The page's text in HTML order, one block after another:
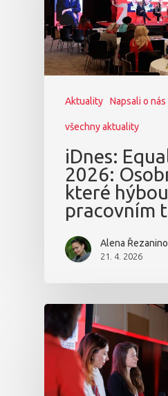
Aktuality Napsali o nás
všechny aktuality
iDnes:
2026:
které hýbou
pracovním
Alena
21. 4. 2026